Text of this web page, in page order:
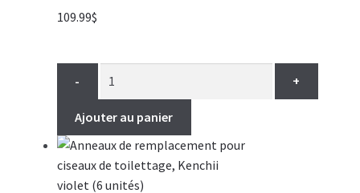
109.99$
- +
Ajouter au panier